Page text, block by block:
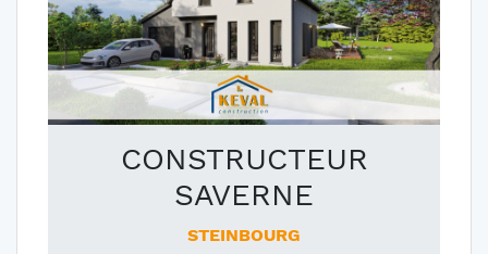
CONSTRUCTEUR
SAVERNE
STEINBOURG